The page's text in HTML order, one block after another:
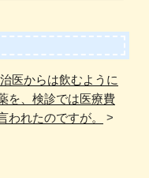
医からは飲むように
を、検診では医療費
われたのですが。
>